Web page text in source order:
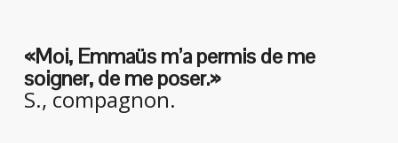
«Moi, Emmaüs m’a permis de me
soigner, de me poser.»
S., compagnon.